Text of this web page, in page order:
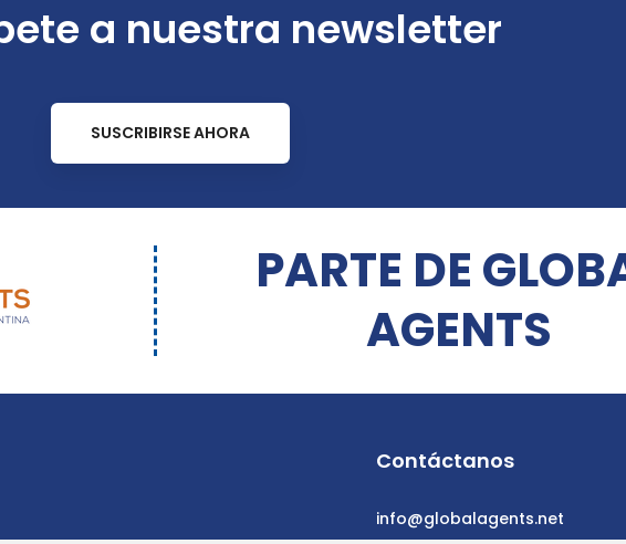
a nuestra newsletter
SUSCRIBIRSE AHORA
PARTE DE
AGENTS
Contáctanos
info@globalagents.net